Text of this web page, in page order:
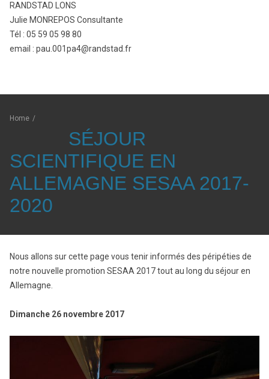
RANDSTAD LONS
Julie MONREPOS Consultante
Tél : 05 59 05 98 80
email : pau.001pa4@randstad.fr
Home /
SÉJOUR
SCIENTIFIQUE EN
ALLEMAGNE SESAA 2017-
2020
Nous allons sur cette page vous tenir informés des péripéties de
notre nouvelle promotion SESAA 2017 tout au long du séjour en
Allemagne.
Dimanche 26 novembre 2017